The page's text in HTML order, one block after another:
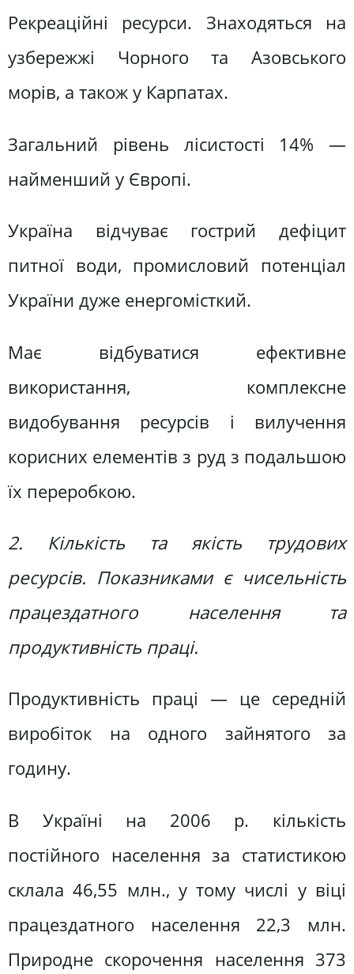
Рекреаційні ресурси. Знаходяться на
узбережжі Чорного та Азовського
морів, а також у Карпатах.
Загальний рівень лісистості 14% —
найменший у Європі.
Україна відчуває гострий дефіцит
питної води, промисловий потенціал
України дуже енергомісткий.
Має відбуватися ефективне
використання, комплексне
видобування ресурсів і вилучення
корисних елементів з руд з подальшою
їх переробкою.
2. Кількість та якість трудових
ресурсів. Показниками є чисельність
працездатного населення та
продуктивність праці.
Продуктивність праці — це середній
виробіток на одного зайнятого за
годину.
В Україні на 2006 р. кількість
постійного населення за статистикою
склала 46,55 млн., у тому числі у віці
працездатного населення 22,3 млн.
Природне скорочення населення 373